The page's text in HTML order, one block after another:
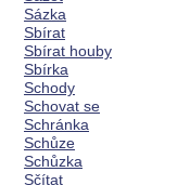
Sázka
Sbírat
Sbírat houby
Sbírka
Schody
Schovat se
Schránka
Schůze
Schůzka
Sčítat